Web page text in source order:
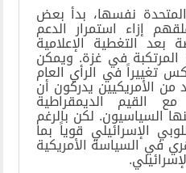
نفسها، بدأ بعض
إزاء استمرار الدعم
بعد التغطية الإعلامية
في غزة. ويمكن
تغييراً في الرأي العام
من الأمريكيين يدركون أن
القيم الديمقراطية
السياسيون. لكن بالرغم
الإسرائيلي قوياً بما
في السياسة الأمريكية
.